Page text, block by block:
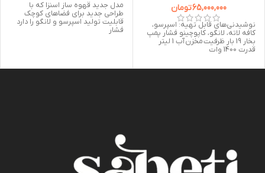
65,000,000تومان
نوشیدنی‌های قابل تهیه: اسپرسو،
کافه لاته، لانگو، کاپوچینو فشار پمپ
بخار 19 بار ظرفیت مخزن آب 1 لیتر
قدرت 1400 وات
مدل جدید قهوه ساز اسنزا که با
طراحی جدید برای فضاهای کوچک
قابلیت تولید اسپرسو و لانگو را دارد
فشار